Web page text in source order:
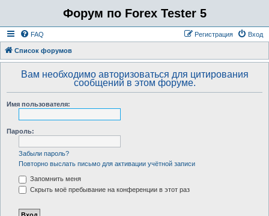
Форум по Forex Tester 5
FAQ Вход
Регистрация
Список форумов
Вам необходимо авторизоваться для цитирования
сообщений в этом форуме.
Имя пользователя:
Пароль:
Забыли пароль?
Повторно выслать письмо для активации учётной записи
Запомнить меня
Скрыть моё пребывание на конференции в этот раз